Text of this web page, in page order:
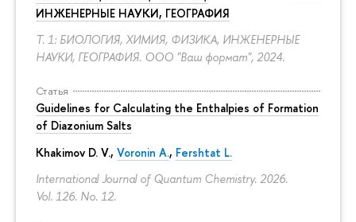
ИНЖЕНЕРНЫЕ НАУКИ, ГЕОГРАФИЯ
Т. 1: БИОЛОГИЯ, ХИМИЯ, ФИЗИКА, ИНЖЕНЕРНЫЕ
НАУКИ, ГЕОГРАФИЯ. ООО "Ваш формат", 2024.
Статья
Guidelines for Calculating the Enthalpies of Formation
of Diazonium Salts
Khakimov D. V., Voronin A., Fershtat L.
International Journal of Quantum Chemistry. 2026.
Vol. 126. No. 12.